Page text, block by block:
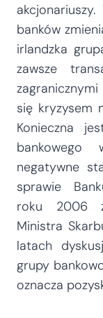
banków
irlandzka
zawsze
się kryzysem
Konieczna
negatywne
sprawie
roku 2006
Ministra
latach
grupy
oznacza